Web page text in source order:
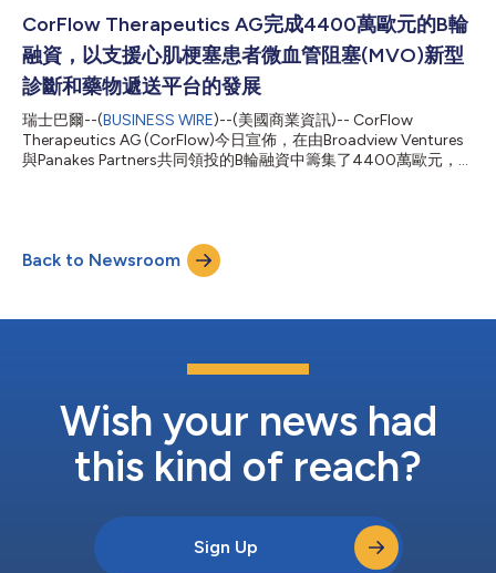
管和糖尿病業務部門擔任高級領導職務，並曾任Medtronic執行委
員會成員長達九年。後來，Chris出任Waters
Corporation（WAT）執行長兼總裁，在他的領導下，公司的業務
和股價連續五年強勁成長。目前，Chris擔任醫療器材、生命科學
和診斷領域創新成長公司以及多家非營利組織的獨立董事。
CorFlow執行長Paul Mead表示：「Chris為處於關鍵發展階段的
CorFlow帶來了非凡的策略和營運智慧，他的經驗將使公司受益匪
淺。Chris擁有豐富的...
CorFlow Therapeutics AG完成4400萬歐元的B輪
融資，以支援心肌梗塞患者微血管阻塞(MVO)新型
診斷和藥物遞送平台的發展
瑞士巴爾--(BUSINESS WIRE)--(美國商業資訊)-- CorFlow
Therapeutics AG (CorFlow)今日宣佈，在由Broadview Ventures
與Panakes Partners共同領投的B輪融資中籌集了4400萬歐元，
Ventures、KOFA Healthcare和Monte Carlo Capital參與了這次跨
國投資團。 在本次融資期間，Broadview Ventures的David Prim、
Panakes Partners的Barbara Castellano、Merieux Equity Partners
加入了CorFlow的董事會。 B輪...
Back to Newsroom
Wish your news had
this kind of reach?
Sign Up